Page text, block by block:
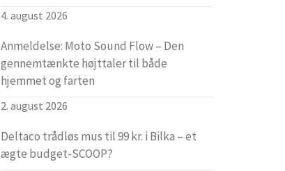
4. august 2026
Anmeldelse: Moto Sound Flow – Den
gennemtænkte højttaler til både
hjemmet og farten
2. august 2026
Deltaco trådløs mus til 99 kr. i Bilka – et
ægte budget-SCOOP?